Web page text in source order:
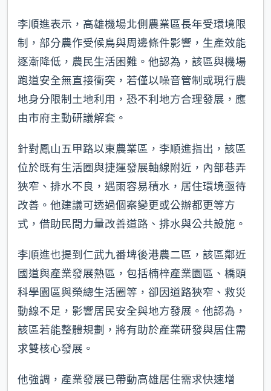
李順進表示，高雄機場北側農業區長年受環境限
制，部分農作受候鳥與周邊條件影響，生產效能
逐漸降低，農民生活困難。他認為，該區與機場
跑道安全無直接衝突，若僅以噪音管制或現行農
地身分限制土地利用，恐不利地方合理發展，應
由市府主動研議解套。
針對鳳山五甲路以東農業區，李順進指出，該區
位於既有生活圈與捷運發展軸線附近，內部巷弄
狹窄、排水不良，遇雨容易積水，居住環境亟待
改善。他建議可透過個案變更或公辦都更等方
式，借助民間力量改善道路、排水與公共設施。
李順進也提到仁武九番埤後港農二區，該區鄰近
國道與產業發展熱區，包括楠梓產業園區、橋頭
科學園區與榮總生活圈等，卻因道路狹窄、救災
動線不足，影響居民安全與地方發展。他認為，
該區若能整體規劃，將有助於產業研發與居住需
求雙核心發展。
他強調，產業發展已帶動高雄居住需求快速增